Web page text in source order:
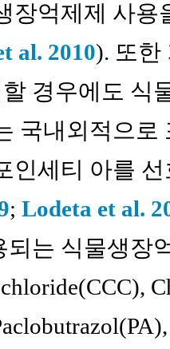
장억제제 사
al. 2010). 또한
경우에도 식
국내외적으
인세티 아를
; Lodeta et al.
되는 식물생장